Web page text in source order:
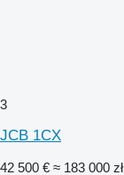
3
JCB 1CX
42 500 € ≈ 183 000 zł